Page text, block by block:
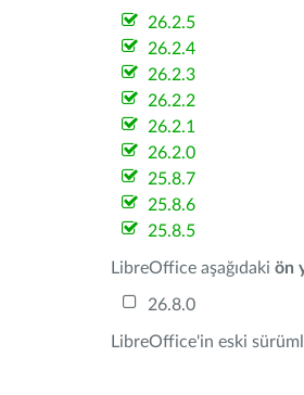
26.2.5
26.2.4
26.2.3
26.2.2
26.2.1
26.2.0
25.8.7
25.8.6
25.8.5
LibreOffice aşağıdaki ön
26.8.0
LibreOffice'in eski